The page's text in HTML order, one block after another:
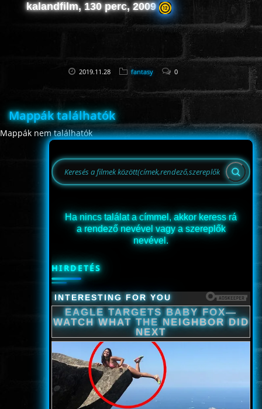
DOKUMENTUMFILMEK
ÉLŐ ADÁSOK (LIVE)
kalandfilm, 130 perc, 2009
2019.11.28 fantasy 0
Mappák találhatók
Mappák nem találhatók
Ha nincs találat a címmel, akkor keress rá
a rendező nevével vagy a szereplők
nevével.
HIRDETÉS